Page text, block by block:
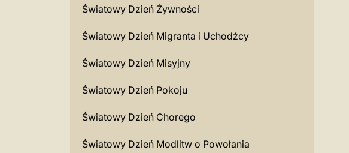
Światowy Dzień Żywności
Światowy Dzień Migranta i Uchodźcy
Światowy Dzień Misyjny
Światowy Dzień Pokoju
Światowy Dzień Chorego
Światowy Dzień Modlitw o Powołania